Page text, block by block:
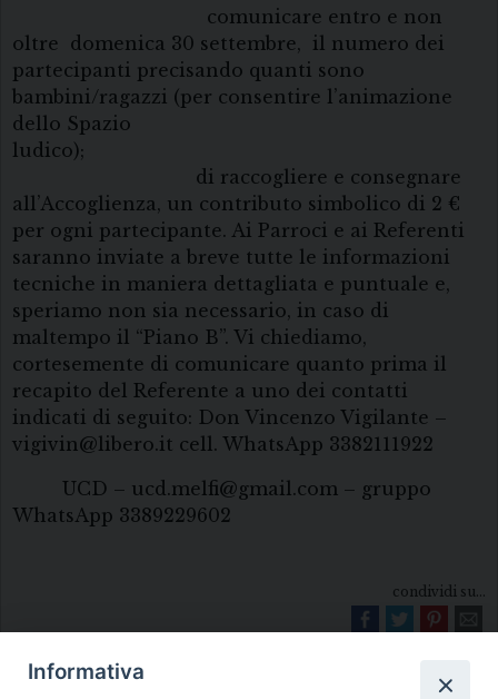
comunicare entro e non
oltre domenica 30 settembre, il numero dei
partecipanti precisando quanti sono
bambini/ragazzi (per consentire l’animazione
dello Spazio
ludico);
di raccogliere e consegnare
all’Accoglienza, un contributo simbolico di 2 €
per ogni partecipante. Ai Parroci e ai Referenti
saranno inviate a breve tutte le informazioni
tecniche in maniera dettagliata e puntuale e,
speriamo non sia necessario, in caso di
maltempo il “Piano B”. Vi chiediamo,
cortesemente di comunicare quanto prima il
recapito del Referente a uno dei contatti
indicati di seguito: Don Vincenzo Vigilante –
vigivin@libero.it cell. WhatsApp 3382111922
UCD – ucd.melfi@gmail.com – gruppo
WhatsApp 3389229602
condividi su...
Informativa